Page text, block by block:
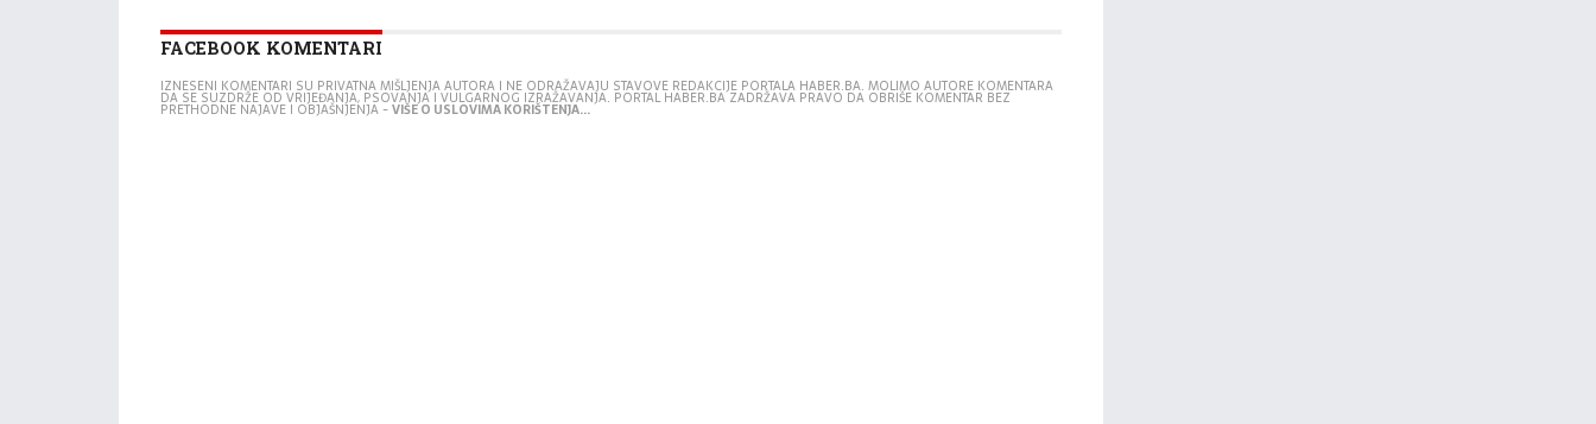
FACEBOOK KOMENTARI
IZNESENI KOMENTARI SU PRIVATNA MIŠLJENJA AUTORA I NE ODRAŽAVAJU STAVOVE REDAKCIJE PORTALA HABER.BA. MOLIMO AUTORE KOMENTARA
DA SE SUZDRŽE OD VRIJEĐANJA, PSOVANJA I VULGARNOG IZRAŽAVANJA. PORTAL HABER.BA ZADRŽAVA PRAVO DA OBRIŠE KOMENTAR BEZ
PRETHODNE NAJAVE I OBJAŠNJENJA -VIŠE O USLOVIMA KORIŠTENJA...